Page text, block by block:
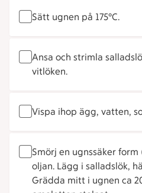
Sätt ugnen på 175°C.
Ansa och strimla
vitlöken.
Vispa ihop ägg, vatten,
Smörj en ugnssäker form
oljan. Lägg i salladslök,
Grädda mitt i ugnen ca